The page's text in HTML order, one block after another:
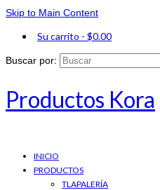
Skip to Main Content
Su carrito - $0.00
Buscar por:
Productos Kora
INICIO
PRODUCTOS
TLAPALERÍA